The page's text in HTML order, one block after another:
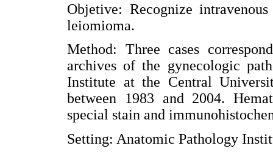
Objetive: Recognize
leiomioma.
Method: Three cases
archives of the gynecologic
Institute at the Central
between 1983 and 2004.
special stain and
Setting: Anatomic Pathology